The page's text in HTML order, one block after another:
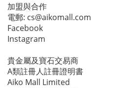
加盟與合作
電郵: cs@aikomall.com
Facebook
Instagram
貴金屬及寶石交易商
A類註冊人註冊證明書
Aiko Mall Limited